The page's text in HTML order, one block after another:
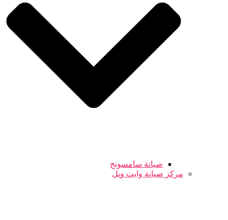
صيانة سامسونج
مركز صيانة وايت ويل